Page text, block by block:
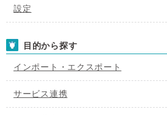
設定
目的から探す
インポート・エクスポート
サービス連携